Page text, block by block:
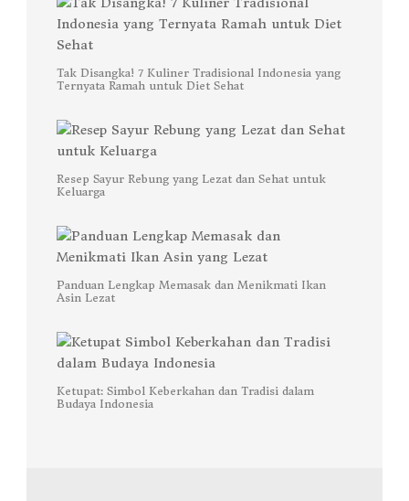
Tak Disangka! 7 Kuliner Tradisional Indonesia yang
Ternyata Ramah untuk Diet Sehat
Resep Sayur Rebung yang Lezat dan Sehat untuk
Keluarga
Panduan Lengkap Memasak dan Menikmati Ikan
Asin Lezat
Ketupat: Simbol Keberkahan dan Tradisi dalam
Budaya Indonesia